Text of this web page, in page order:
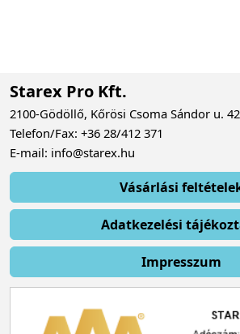
Starex Pro Kft.
2100-Gödöllő, Kőrösi Csoma Sándor u.
Telefon/Fax: +36 28/412 371
E-mail: info@starex.hu
Vásárlási
Adatkezelési
Impresszum